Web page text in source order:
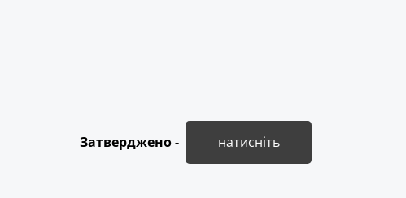
Затверджено - натисніть